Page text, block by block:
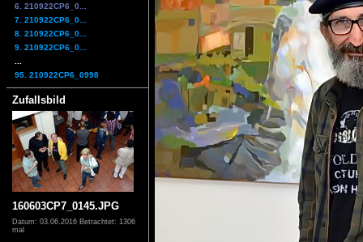
6. 210922CP6_0...
7. 210922CP6_0...
8. 210922CP6_0...
9. 210922CP6_0...
95. 210922CP6_0998
Zufallsbild
160603CP7_0145.JPG
Datum: 03.06.2016 Betrachtet: 1306
mal